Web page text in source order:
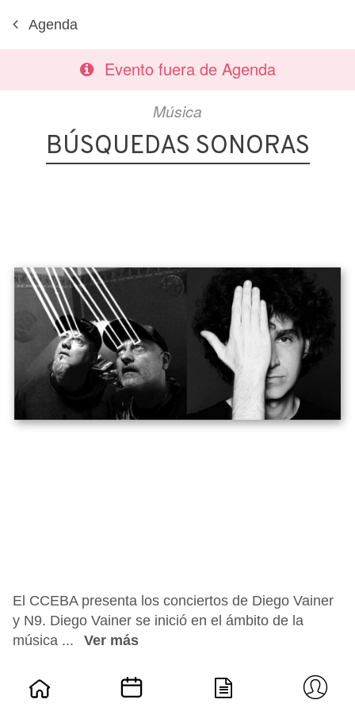
Agenda
Evento fuera de Agenda
Música
BÚSQUEDAS SONORAS
El CCEBA presenta los conciertos de Diego Vainer
y N9. Diego Vainer se inició en el ámbito de la
música ...
Ver más